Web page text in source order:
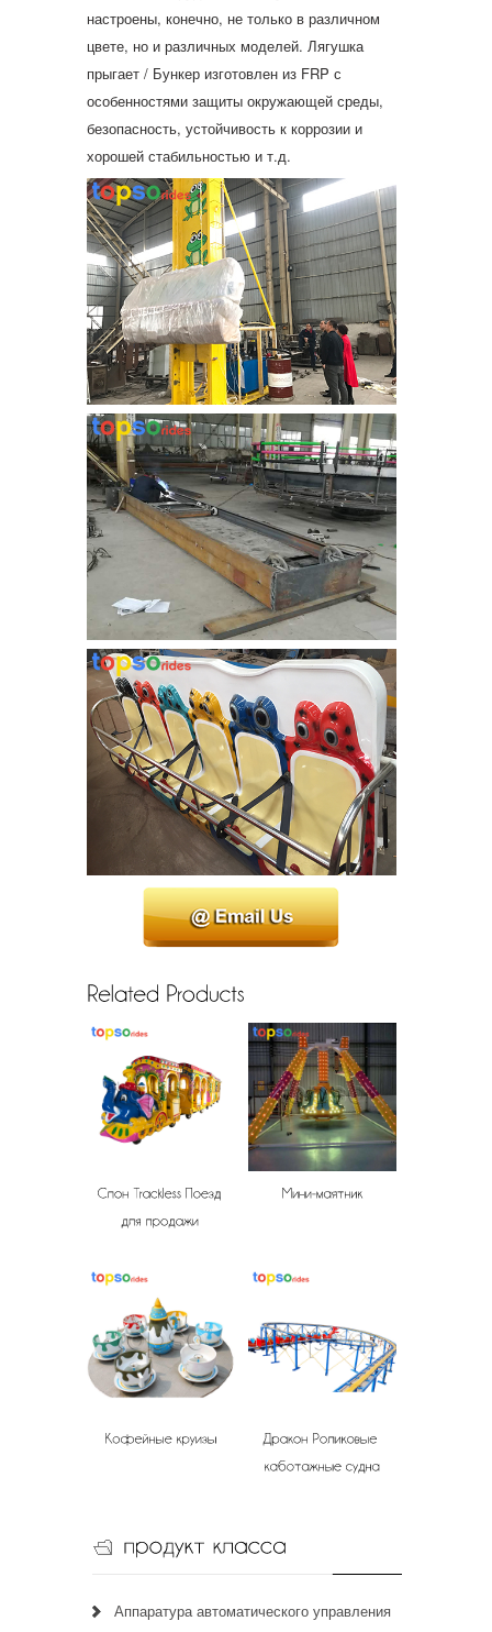
настроены, конечно, не только в различном
цвете, но и различных моделей. Лягушка
прыгает / Бункер изготовлен из FRP с
особенностями защиты окружающей среды,
безопасность, устойчивость к коррозии и
хорошей стабильностью и т.д.
Аппаратура автоматического управления